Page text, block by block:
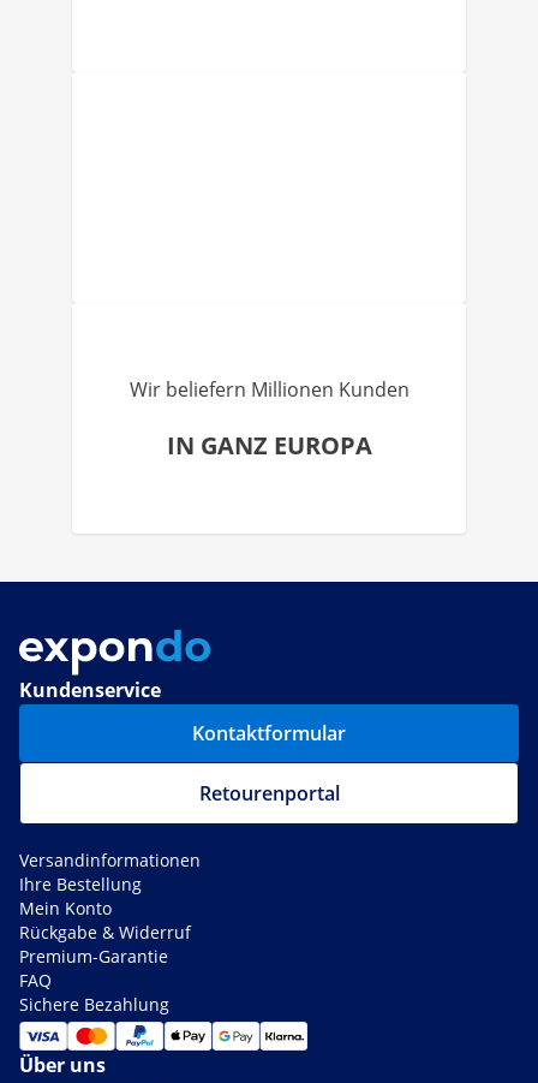
Wir beliefern Millionen Kunden
IN GANZ EUROPA
Kundenservice
Kontaktformular
Retourenportal
Versandinformationen
Ihre Bestellung
Mein Konto
Rückgabe & Widerruf
Premium-Garantie
FAQ
Sichere Bezahlung
Über uns